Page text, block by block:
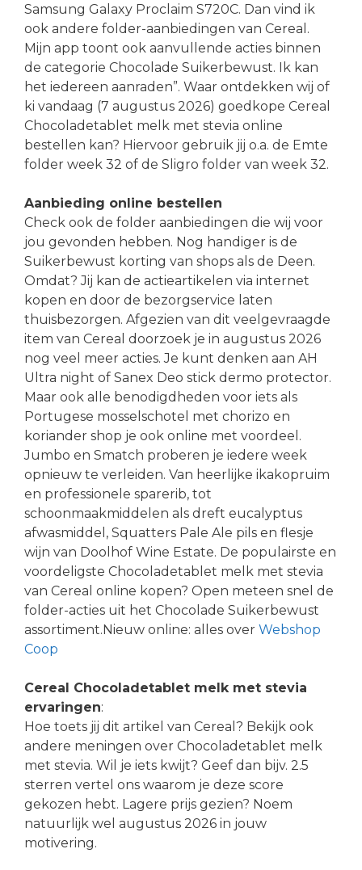
Samsung Galaxy Proclaim S720C. Dan vind ik
ook andere folder-aanbiedingen van Cereal.
Mijn app toont ook aanvullende acties binnen
de categorie Chocolade Suikerbewust. Ik kan
het iedereen aanraden”. Waar ontdekken wij of
ki vandaag (7 augustus 2026) goedkope Cereal
Chocoladetablet melk met stevia online
bestellen kan? Hiervoor gebruik jij o.a. de Emte
folder week 32 of de Sligro folder van week 32.
Aanbieding online bestellen
Check ook de folder aanbiedingen die wij voor
jou gevonden hebben. Nog handiger is de
Suikerbewust korting van shops als de Deen.
Omdat? Jij kan de actieartikelen via internet
kopen en door de bezorgservice laten
thuisbezorgen. Afgezien van dit veelgevraagde
item van Cereal doorzoek je in augustus 2026
nog veel meer acties. Je kunt denken aan AH
Ultra night of Sanex Deo stick dermo protector.
Maar ook alle benodigdheden voor iets als
Portugese mosselschotel met chorizo en
koriander shop je ook online met voordeel.
Jumbo en Smatch proberen je iedere week
opnieuw te verleiden. Van heerlijke ikakopruim
en professionele sparerib, tot
schoonmaakmiddelen als dreft eucalyptus
afwasmiddel, Squatters Pale Ale pils en flesje
wijn van Doolhof Wine Estate. De populairste en
voordeligste Chocoladetablet melk met stevia
van Cereal online kopen? Open meteen snel de
folder-acties uit het Chocolade Suikerbewust
assortiment.Nieuw online: alles over Webshop
Coop
Cereal Chocoladetablet melk met stevia
ervaringen:
Hoe toets jij dit artikel van Cereal? Bekijk ook
andere meningen over Chocoladetablet melk
met stevia. Wil je iets kwijt? Geef dan bijv. 2.5
sterren vertel ons waarom je deze score
gekozen hebt. Lagere prijs gezien? Noem
natuurlijk wel augustus 2026 in jouw
motivering.